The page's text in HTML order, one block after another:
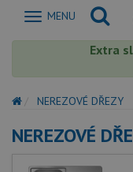
Zobrazit
MENU
Extra
NEREZOVÉ DŘEZY
NEREZOVÉ